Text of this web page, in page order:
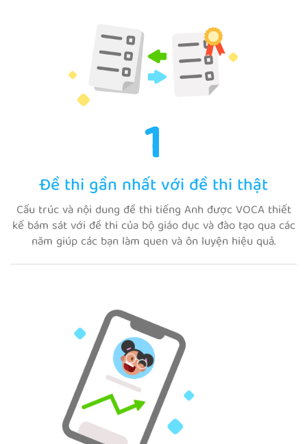
1
Đề thi gần nhất với đề thi thật
Cấu trúc và nội dung đề thi tiếng Anh được VOCA thiết
kế bám sát với đề thi của bộ giáo dục và đào tạo qua các
năm giúp các bạn làm quen và ôn luyện hiệu quả.